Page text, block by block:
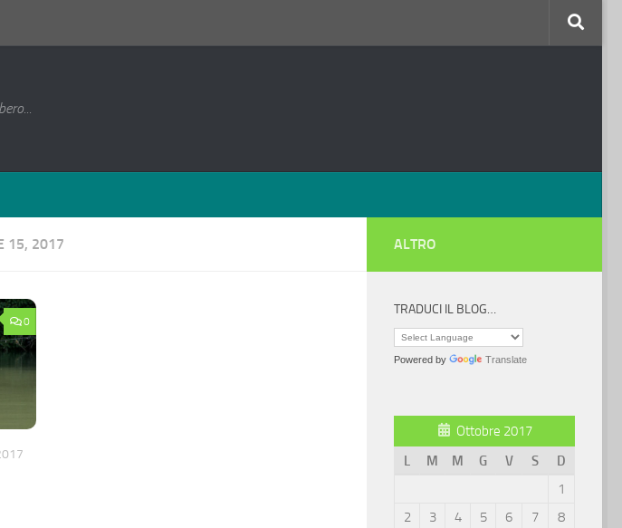
15, 2017
0
ALTRO
TRADUCI IL BLOG…
Powered by Translate
Ottobre 2017
L
M M G V S
D
1
2
3 4 5 6 7
8